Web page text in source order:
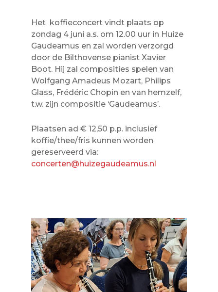
Het koffieconcert vindt plaats op
zondag 4 juni a.s. om 12.00 uur in Huize
Gaudeamus en zal worden verzorgd
door de Bilthovense pianist Xavier
Boot. Hij zal composities spelen van
Wolfgang Amadeus Mozart, Philips
Glass, Frédéric Chopin en van hemzelf,
t.w. zijn compositie ‘Gaudeamus’.
Plaatsen ad € 12,50 p.p. inclusief
koffie/thee/fris kunnen worden
gereserveerd via:
concerten@huizegaudeamus.nl